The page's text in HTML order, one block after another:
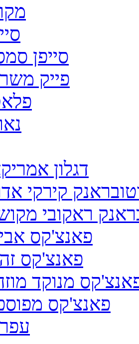
סייפן
פייק
דגלון
קירקי
ראקובי
פאנצ'קס
פאנצ'קס
מנוקד
פאנצ'קס